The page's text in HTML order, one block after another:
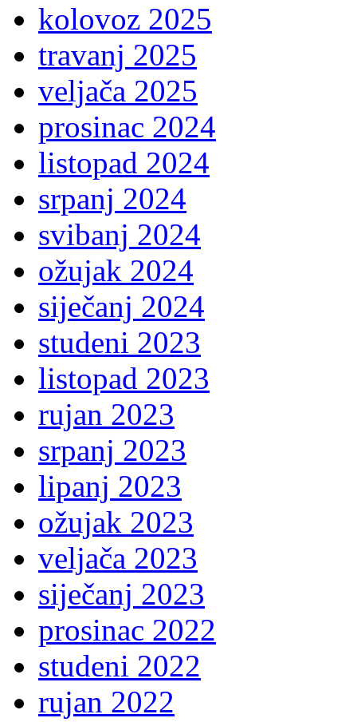
kolovoz 2025
travanj 2025
veljača 2025
prosinac 2024
listopad 2024
srpanj 2024
svibanj 2024
ožujak 2024
siječanj 2024
studeni 2023
listopad 2023
rujan 2023
srpanj 2023
lipanj 2023
ožujak 2023
veljača 2023
siječanj 2023
prosinac 2022
studeni 2022
rujan 2022